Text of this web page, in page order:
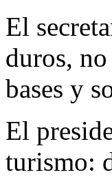
El
duros,
bases y
El
turismo: